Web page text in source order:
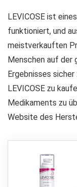
LEVICOSE ist
funktioniert, und
meistverkauften
Menschen auf der
Ergebnisses
LEVICOSE zu
Medikaments zu
Website des